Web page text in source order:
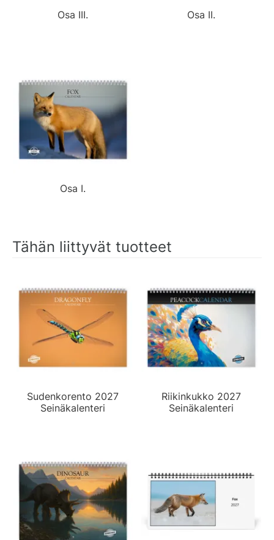
Osa III. Osa II.
Osa I.
Tähän liittyvät tuotteet
Sudenkorento 2027
Seinäkalenteri
Riikinkukko 2027
Seinäkalenteri